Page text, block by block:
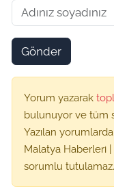
Gönder
Yorum yazarak
bulunuyor ve tüm
Yazılan
Malatya Haberleri
sorumlu tutulamaz.